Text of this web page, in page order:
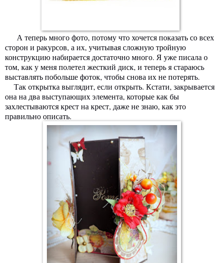
А теперь много фото, потому что хочется показать со всех
сторон и ракурсов, а их, учитывая сложную тройную
конструкцию набирается достаточно много. Я уже писала о
том, как у меня полетел жесткий диск, и теперь я стараюсь
выставлять побольше фоток, чтобы снова их не потерять.
Так открытка выглядит, если открыть. Кстати, закрывается
она на два выступающих элемента, которые как бы
захлестываются крест на крест, даже не знаю, как это
правильно описать.